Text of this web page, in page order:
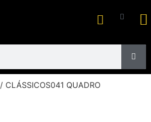
/ CLÁSSICOS041 QUADRO